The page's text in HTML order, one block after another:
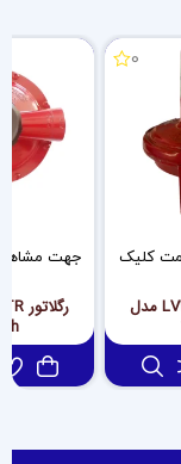
0
کلیک
رگلاتور LV3403TR مدل
جهت
h